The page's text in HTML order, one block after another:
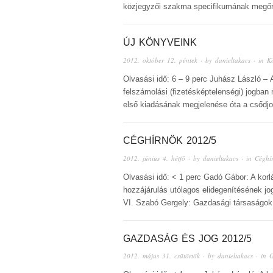
közjegyzői szakma specifikumának
ÚJ KÖNYVEINK
2012. október 12. péntek · by danieltakacs · in
Olvasási idő: 6 – 9 perc Juhász László –
felszámolási (fizetésképtelenségi)
első kiadásának megjelenése óta a
CÉGHÍRNÖK 2012/5
2012. június 4. hétfő · by danieltakacs · in
Olvasási idő: < 1 perc Gadó Gábor: A
hozzájárulás utólagos elidegenítésének
VI. Szabó Gergely: Gazdasági
GAZDASÁG ÉS JOG 2012/5
2012. május 31. csütörtök · by danieltakacs · in